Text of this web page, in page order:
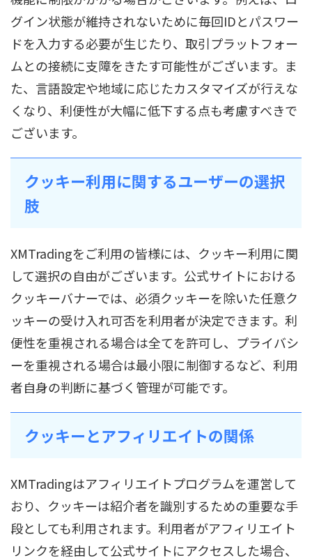
グイン状態が維持されないために毎回IDとパスワー
ドを入力する必要が生じたり、取引プラットフォー
ムとの接続に支障をきたす可能性がございます。ま
た、言語設定や地域に応じたカスタマイズが行えな
くなり、利便性が大幅に低下する点も考慮すべきで
ございます。
クッキー利用に関するユーザーの選択
肢
XMTradingをご利用の皆様には、クッキー利用に関
して選択の自由がございます。公式サイトにおける
クッキーバナーでは、必須クッキーを除いた任意ク
ッキーの受け入れ可否を利用者が決定できます。利
便性を重視される場合は全てを許可し、プライバシ
ーを重視される場合は最小限に制御するなど、利用
者自身の判断に基づく管理が可能です。
クッキーとアフィリエイトの関係
XMTradingはアフィリエイトプログラムを運営して
おり、クッキーは紹介者を識別するための重要な手
段としても利用されます。利用者がアフィリエイト
リンクを経由して公式サイトにアクセスした場合、